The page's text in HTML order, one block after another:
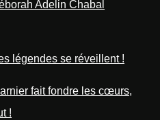
Adelin Chabal
légendes se réveillent !
fait fondre les cœurs,
!